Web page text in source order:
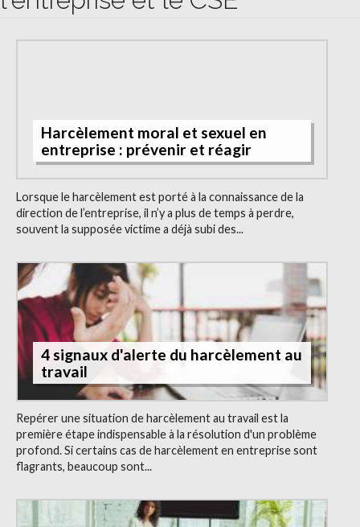
Harcèlement moral et sexuel en
entreprise : prévenir et réagir
Lorsque le harcèlement est porté à la connaissance de la
direction de l’entreprise, il n’y a plus de temps à perdre,
souvent la supposée victime a déjà subi des...
4 signaux d'alerte du harcèlement au
travail
Repérer une situation de harcèlement au travail est la
première étape indispensable à la résolution d'un problème
profond. Si certains cas de harcèlement en entreprise sont
flagrants, beaucoup sont...